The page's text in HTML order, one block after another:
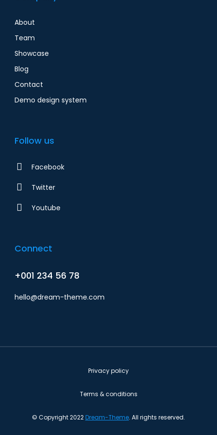
About
Team
Showcase
Blog
Contact
Demo design system
Follow us
Facebook
Twitter
Youtube
Connect
+001 234 56 78
hello@dream-theme.com
© Copyright 2022Dream-Theme. All rights reserved.
Privacy policy
Terms & conditions